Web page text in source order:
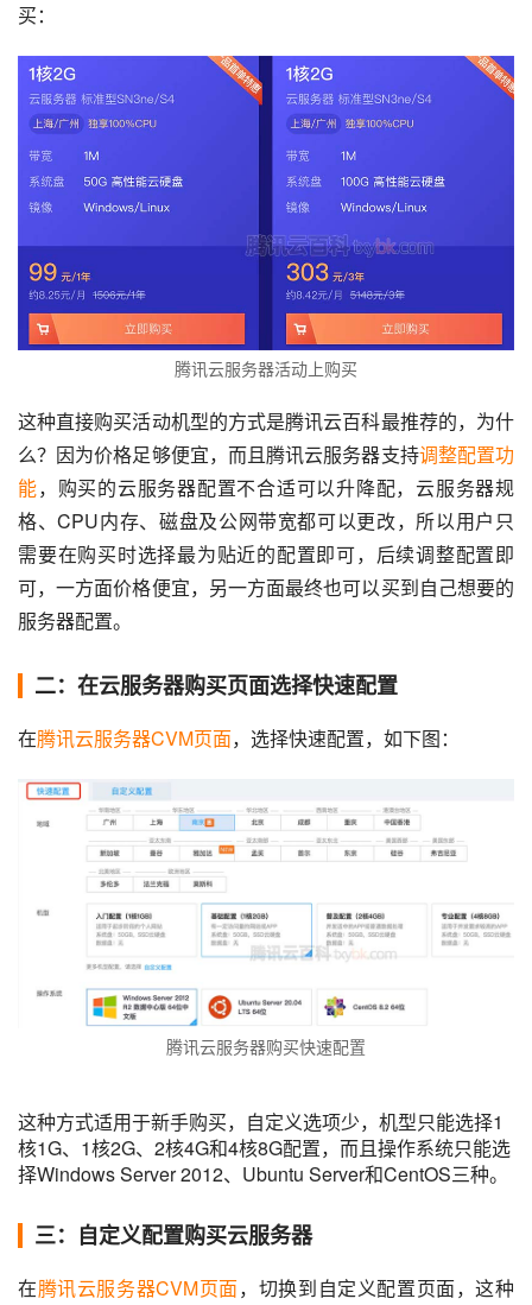
买：
腾讯云服务器活动上购买
这种直接购买活动机型的方式是腾讯云百科最推荐的，为什
么？因为价格足够便宜，而且腾讯云服务器支持调整配置功
能，购买的云服务器配置不合适可以升降配，云服务器规
格、CPU内存、磁盘及公网带宽都可以更改，所以用户只
需要在购买时选择最为贴近的配置即可，后续调整配置即
可，一方面价格便宜，另一方面最终也可以买到自己想要的
服务器配置。
二：在云服务器购买页面选择快速配置
在腾讯云服务器CVM页面，选择快速配置，如下图：
腾讯云服务器购买快速配置
这种方式适用于新手购买，自定义选项少，机型只能选择1
核1G、1核2G、2核4G和4核8G配置，而且操作系统只能选
择Windows Server 2012、Ubuntu Server和CentOS三种。
三：自定义配置购买云服务器
在腾讯云服务器CVM页面，切换到自定义配置页面，这种